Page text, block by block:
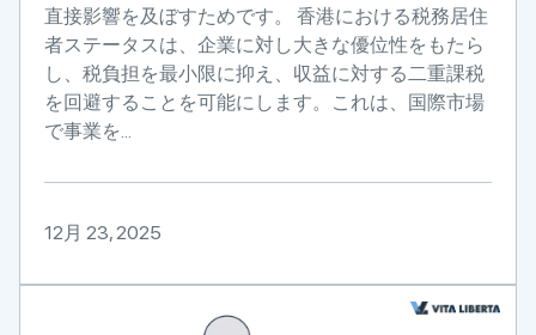
直接影響を及ぼすためです。 香港における税務居住
者ステータスは、企業に対し大きな優位性をもたら
し、税負担を最小限に抑え、収益に対する二重課税
を回避することを可能にします。これは、国際市場
で事業を...
12月 23, 2025